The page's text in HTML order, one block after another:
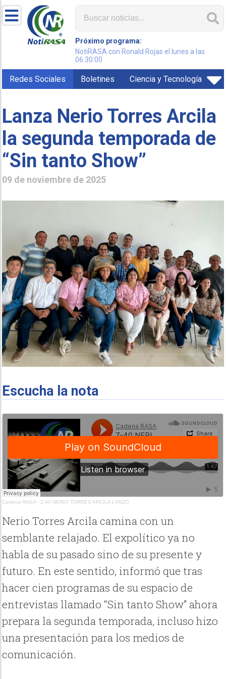
Próximo programa:
NotiRASA con Ronald Rojas el lunes a las
06:30:00
Redes Sociales Boletines Ciencia y Tecnología
Lanza Nerio Torres Arcila
la segunda temporada de
“Sin tanto Show”
09 de noviembre de 2025
Escucha la nota
Cadena RASA ·Z-40 NERIO TORRES ARCILA LANZO
Nerio Torres Arcila camina con un
semblante relajado. El expolítico ya no
habla de su pasado sino de su presente y
futuro. En este sentido, informó que tras
hacer cien programas de su espacio de
entrevistas llamado “Sin tanto Show” ahora
prepara la segunda temporada, incluso hizo
una presentación para los medios de
comunicación.